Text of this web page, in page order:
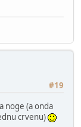
#19
noge (a onda
crvenu)